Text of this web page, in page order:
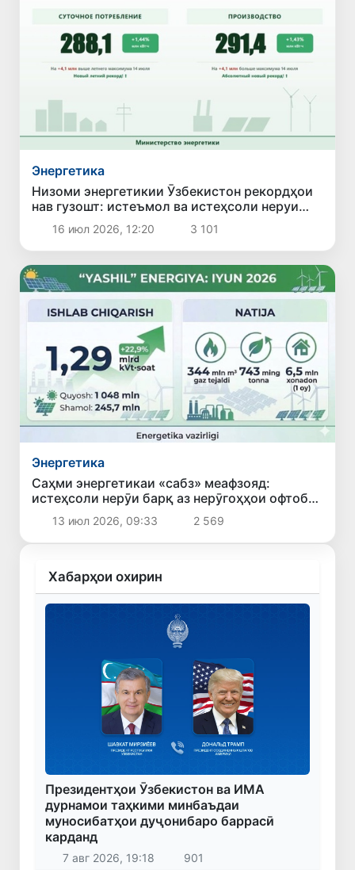
Энергетика
Низоми энергетикии Ӯзбекистон рекордҳои
нав гузошт: истеъмол ва истеҳсоли неруи
барқ ба ҳадди бесобиқа расид
16 июл 2026, 12:20 3 101
Энергетика
Саҳми энергетикаи «сабз» меафзояд:
истеҳсоли нерӯи барқ аз нерӯгоҳҳои офтобӣ
ва бодӣ дар моҳи июн 22,9 фоиз афзоиш ёфт
13 июл 2026, 09:33 2 569
Хабарҳои охирин
Президентҳои Ӯзбекистон ва ИМА
дурнамои таҳкими минбаъдаи
муносибатҳои дуҷонибаро баррасӣ
карданд
7 авг 2026, 19:18 901